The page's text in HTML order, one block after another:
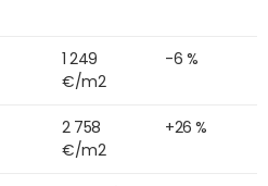
1 249
€/m2
-6 %
2 758
€/m2
+26 %